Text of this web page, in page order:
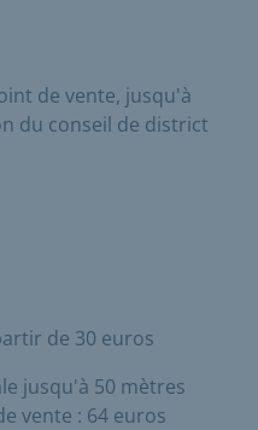
de vente, jusqu'à
du conseil de district
de 30 euros
jusqu'à 50 mètres
vente : 64 euros